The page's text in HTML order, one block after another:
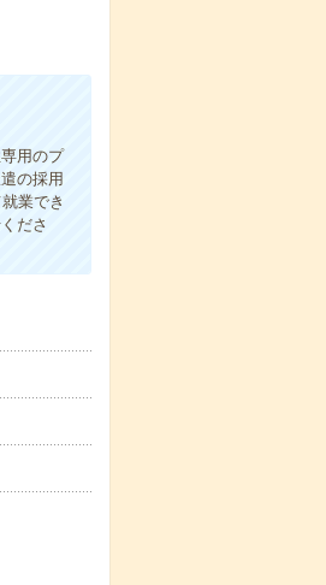
用のプ
の採用
業でき
ださ